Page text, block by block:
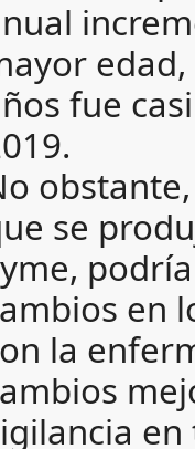
fue
se
en
la
en